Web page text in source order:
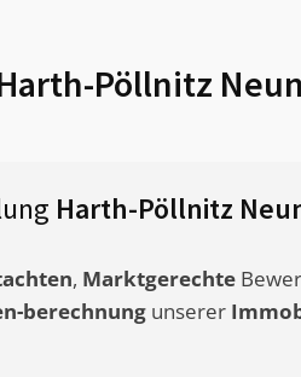
Pöllnitz
Harth-Pöllnitz
, Marktgerechte
berechnung unserer